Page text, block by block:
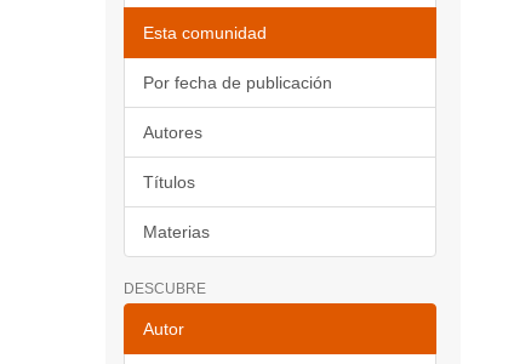
Esta comunidad
Por fecha de publicación
Autores
Títulos
Materias
DESCUBRE
Autor